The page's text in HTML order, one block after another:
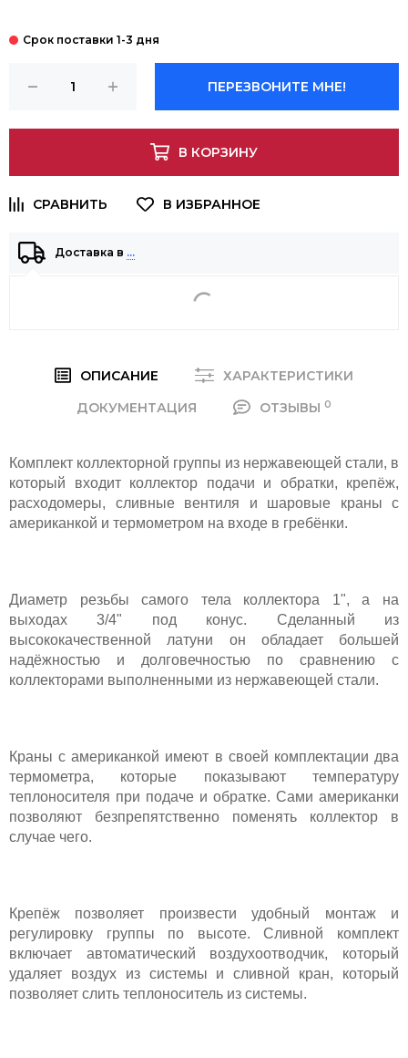
ПЕРЕЗВОНИТЕ МНЕ!
В КОРЗИНУ
Доставка в …
ОПИСАНИЕ
ХАРАКТЕРИСТИКИ
ДОКУМЕНТАЦИЯ
ОТЗЫВЫ 0
Комплект коллекторной группы из нержавеющей стали, в
который входит коллектор подачи и обратки, крепёж,
расходомеры, сливные вентиля и шаровые краны с
американкой и термометром на входе в гребёнки.
Диаметр резьбы самого тела коллектора 1", а на
выходах 3/4" под конус. Сделанный из
высококачественной латуни он обладает большей
надёжностью и долговечностью по сравнению с
коллекторами выполненными из нержавеющей стали.
Краны с американкой имеют в своей комплектации два
термометра, которые показывают температуру
теплоносителя при подаче и обратке. Сами американки
позволяют безпрепятственно поменять коллектор в
случае чего.
Крепёж позволяет произвести удобный монтаж и
регулировку группы по высоте. Сливной комплект
включает автоматический воздухоотводчик, который
удаляет воздух из системы и сливной кран, который
позволяет слить теплоноситель из системы.